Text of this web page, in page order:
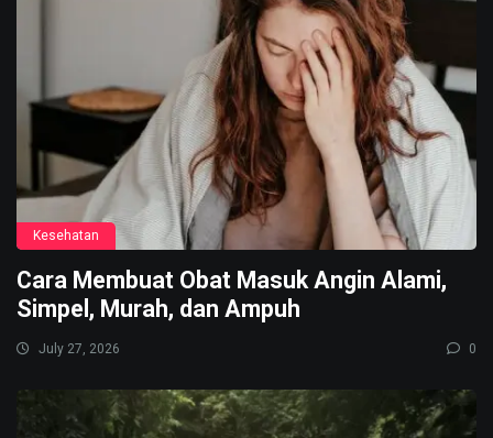
Kesehatan
Cara Membuat Obat Masuk Angin Alami,
Simpel, Murah, dan Ampuh
July 27, 2026 0